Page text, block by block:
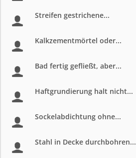
Streifen gestrichene...
Kalkzementmörtel oder...
Bad fertig gefließt, aber...
Haftgrundierung halt nicht...
Sockelabdichtung ohne...
Stahl in Decke durchbohren...